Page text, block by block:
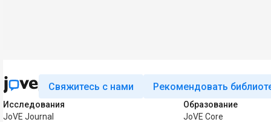
Свяжитесь с нами Рекомендовать
Исследования
JoVE Journal
Образование
JoVE Core